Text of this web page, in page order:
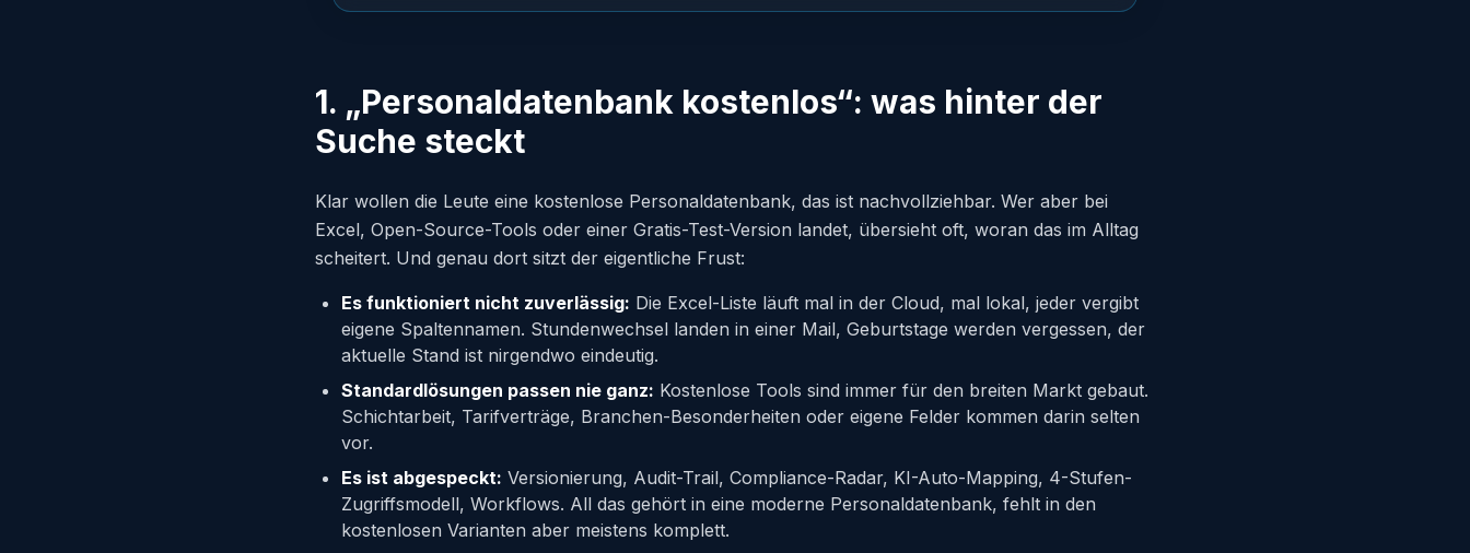
1. „Personaldatenbank kostenlos“: was hinter der
Suche steckt
Klar wollen die Leute eine kostenlose Personaldatenbank, das ist nachvollziehbar. Wer aber bei
Excel, Open-Source-Tools oder einer Gratis-Test-Version landet, übersieht oft, woran das im Alltag
scheitert. Und genau dort sitzt der eigentliche Frust:
Es funktioniert nicht zuverlässig: Die Excel-Liste läuft mal in der Cloud, mal lokal, jeder vergibt
eigene Spaltennamen. Stundenwechsel landen in einer Mail, Geburtstage werden vergessen, der
aktuelle Stand ist nirgendwo eindeutig.
Standardlösungen passen nie ganz: Kostenlose Tools sind immer für den breiten Markt gebaut.
Schichtarbeit, Tarifverträge, Branchen-Besonderheiten oder eigene Felder kommen darin selten
vor.
Es ist abgespeckt: Versionierung, Audit-Trail, Compliance-Radar, KI-Auto-Mapping, 4-Stufen-
Zugriffsmodell, Workflows. All das gehört in eine moderne Personaldatenbank, fehlt in den
kostenlosen Varianten aber meistens komplett.